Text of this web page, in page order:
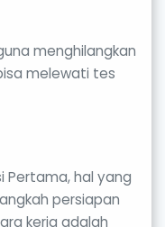
menghilangkan
melewati tes
Pertama, hal yang
persiapan
kerja adalah